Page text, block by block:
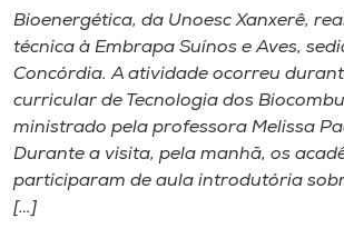
Unoesc
Internacionalização
I.nova
Bioenergética, da Unoesc Xanxerê,
técnica à Embrapa Suínos e Aves,
Concórdia. A atividade ocorreu
curricular de Tecnologia dos
ministrado pela professora Melissa
Durante a visita, pela manhã, os
participaram de aula introdutória
[…]